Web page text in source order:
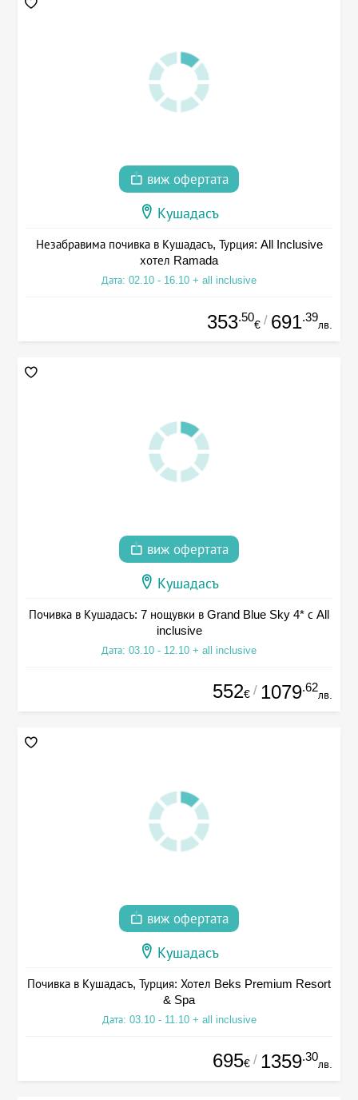
виж офертата
Кушадасъ
Незабравима почивка в Кушадасъ, Турция: All Inclusive
хотел Ramada
Дата: 02.10 - 16.10 + all inclusive
353.50
€ / 691.39
лв.
виж офертата
Кушадасъ
Почивка в Кушадасъ: 7 нощувки в Grand Blue Sky 4* с All
inclusive
Дата: 03.10 - 12.10 + all inclusive
552€ / 1079.62
лв.
виж офертата
Кушадасъ
Почивка в Кушадасъ, Турция: Хотел Beks Premium Resort
& Spa
Дата: 03.10 - 11.10 + all inclusive
695€ / 1359.30
лв.